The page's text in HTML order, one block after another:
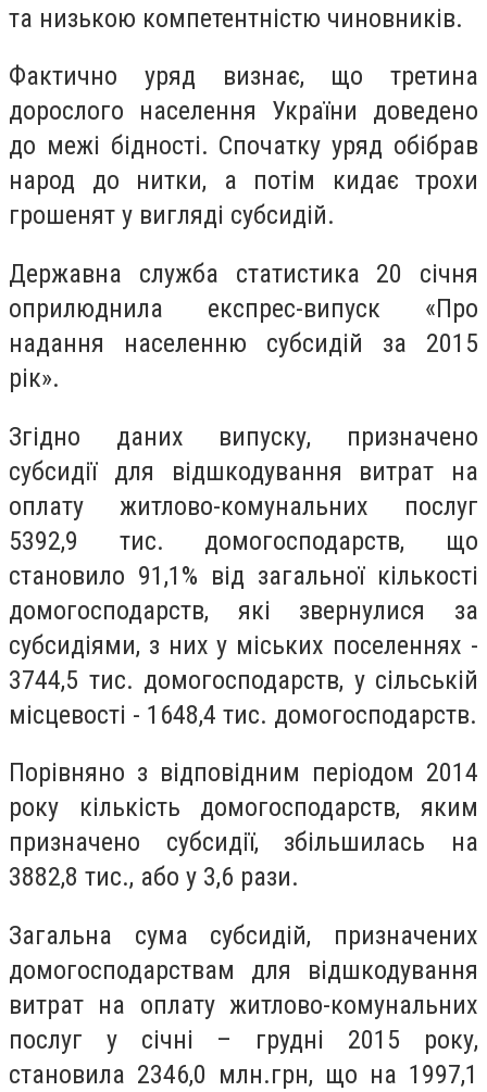
та низькою компетентністю чиновників.
Фактично уряд визнає, що третина
дорослого населення України доведено
до межі бідності. Спочатку уряд обібрав
народ до нитки, а потім кидає трохи
грошенят у вигляді субсидій.
Державна служба статистика 20 січня
оприлюднила експрес-випуск «Про
надання населенню субсидій за 2015
рік».
Згідно даних випуску, призначено
субсидії для відшкодування витрат на
оплату житлово-комунальних послуг
5392,9 тис. домогосподарств, що
становило 91,1% від загальної кількості
домогосподарств, які звернулися за
субсидіями, з них у міських поселеннях -
3744,5 тис. домогосподарств, у сільській
місцевості - 1648,4 тис. домогосподарств.
Порівняно з відповідним періодом 2014
року кількість домогосподарств, яким
призначено субсидії, збільшилась на
3882,8 тис., або у 3,6 рази.
Загальна сума субсидій, призначених
домогосподарствам для відшкодування
витрат на оплату житлово-комунальних
послуг у січні – грудні 2015 року,
становила 2346,0 млн.грн, що на 1997,1